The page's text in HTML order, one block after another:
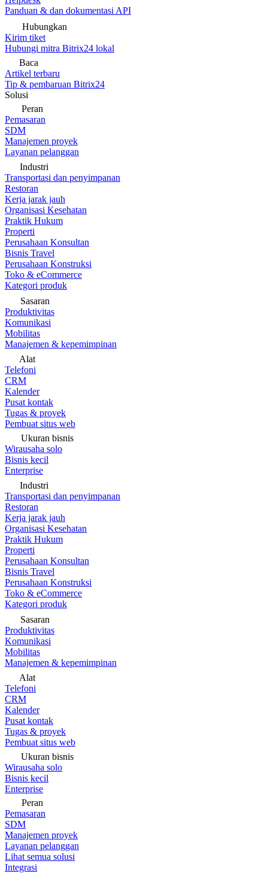
Panduan & dan dokumentasi API
Hubungkan
Kirim tiket
Hubungi mitra Bitrix24 lokal
Baca
Artikel terbaru
Tip & pembaruan Bitrix24
Solusi
Peran
Pemasaran
SDM
Manajemen proyek
Layanan pelanggan
Industri
Transportasi dan penyimpanan
Restoran
Kerja jarak jauh
Organisasi Kesehatan
Praktik Hukum
Properti
Perusahaan Konsultan
Bisnis Travel
Perusahaan Konstruksi
Toko & eCommerce
Kategori produk
Sasaran
Produktivitas
Komunikasi
Mobilitas
Manajemen & kepemimpinan
Alat
Telefoni
CRM
Kalender
Pusat kontak
Tugas & proyek
Pembuat situs web
Ukuran bisnis
Wirausaha solo
Bisnis kecil
Enterprise
Industri
Transportasi dan penyimpanan
Restoran
Kerja jarak jauh
Organisasi Kesehatan
Praktik Hukum
Properti
Perusahaan Konsultan
Bisnis Travel
Perusahaan Konstruksi
Toko & eCommerce
Kategori produk
Sasaran
Produktivitas
Komunikasi
Mobilitas
Manajemen & kepemimpinan
Alat
Telefoni
CRM
Kalender
Pusat kontak
Tugas & proyek
Pembuat situs web
Ukuran bisnis
Wirausaha solo
Bisnis kecil
Enterprise
Peran
Pemasaran
SDM
Manajemen proyek
Layanan pelanggan
Lihat semua solusi
Integrasi